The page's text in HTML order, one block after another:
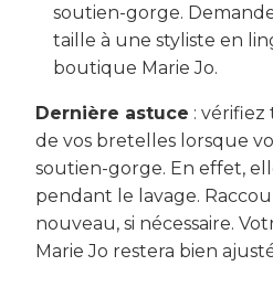
soutien-gorge.
taille à une styliste en
boutique Marie Jo.
Dernière astuce :
de vos bretelles lorsque
soutien-gorge. En effet,
pendant le lavage.
nouveau, si nécessaire.
Marie Jo restera bien